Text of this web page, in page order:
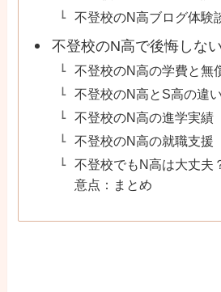
不登校のN高ブログ体験
不登校のN高で後悔しな
不登校のN高の学費と無
不登校のN高とS高の違い
不登校のN高の進学実績
不登校のN高の就職支援
不登校でもN高は大丈夫
意点：まとめ